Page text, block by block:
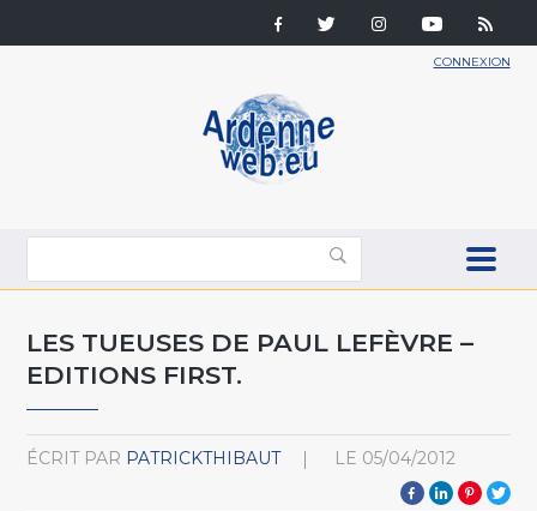
CONNEXION
LES TUEUSES DE PAUL LEFÈVRE –
EDITIONS FIRST.
ÉCRIT PAR PATRICKTHIBAUT LE 05/04/2012